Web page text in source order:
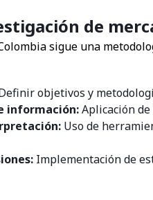
de
sigue una
objetivos y
información:Aplicación
Uso de
Implementación de